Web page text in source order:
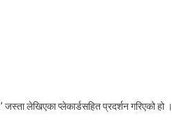
जस्ता लेखिएका प्लेकार्डसहित प्रदर्शन गरिएको हो ।